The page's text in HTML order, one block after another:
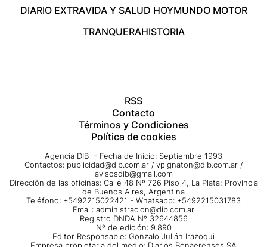
DIARIO EXTRAVIDA Y SALUD HOYMUNDO MOTOR
TRANQUERAHISTORIA
RSS
Contacto
Términos y Condiciones
Política de cookies
Agencia DIB - Fecha de Inicio: Septiembre 1993
Contactos: publicidad@dib.com.ar / vpignaton@dib.com.ar /
avisosdib@gmail.com
Dirección de las oficinas: Calle 48 Nº 726 Piso 4, La Plata; Provincia
de Buenos Aires, Argentina
Teléfono: +5492215022421 - Whatsapp: +5492215031783
Email: administracion@dib.com.ar
Registro DNDA Nº 32644856
Nº de edición: 9.890
Editor Responsable: Gonzalo Julián Irazoqui